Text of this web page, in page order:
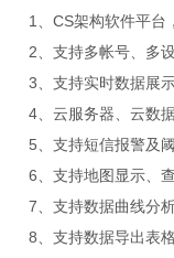
1、CS架构软件平台
2、支持多帐号、多
3、支持实时数据展
4、云服务器、云数
5、支持短信报警及
6、支持地图显示、
7、支持数据曲线分
8、支持数据导出表